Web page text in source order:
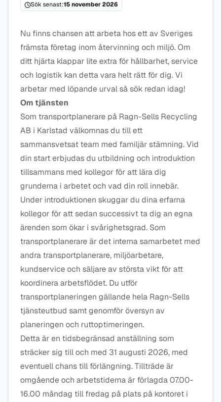
Sök senast:15 november 2026
Nu finns chansen att arbeta hos ett av Sveriges
främsta företag inom återvinning och miljö. Om
ditt hjärta klappar lite extra för hållbarhet, service
och logistik kan detta vara helt rätt för dig. Vi
arbetar med löpande urval så sök redan idag!
Om tjänsten
Som transportplanerare på Ragn-Sells Recycling
AB i Karlstad välkomnas du till ett
sammansvetsat team med familjär stämning. Vid
din start erbjudas du utbildning och introduktion
tillsammans med kollegor för att lära dig
grunderna i arbetet och vad din roll innebär.
Under introduktionen skuggar du dina erfarna
kollegor för att sedan successivt ta dig an egna
ärenden som ökar i svårighetsgrad. Som
transportplanerare är det interna samarbetet med
andra transportplanerare, miljöarbetare,
kundservice och säljare av största vikt för att
koordinera arbetsflödet. Du utför
transportplaneringen gällande hela Ragn-Sells
tjänsteutbud samt genomför översyn av
planeringen och ruttoptimeringen.
Detta är en tidsbegränsad anställning som
sträcker sig till och med 31 augusti 2026, med
eventuell chans till förlängning. Tillträde är
omgående och arbetstiderna är förlagda 07.00-
16.00 måndag till fredag på plats på kontoret i